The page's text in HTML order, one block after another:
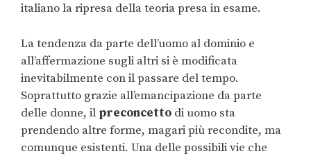
italiano la ripresa della teoria presa in esame.
La tendenza da parte dell’uomo al dominio e
all’affermazione sugli altri si è modificata
inevitabilmente con il passare del tempo.
Soprattutto grazie all’emancipazione da parte
delle donne, il preconcetto di uomo sta
prendendo altre forme, magari più recondite, ma
comunque esistenti. Una delle possibili vie che